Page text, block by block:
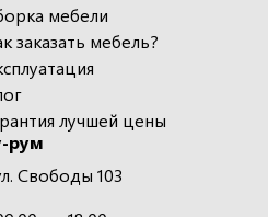
мебели
заказать мебель?
лучшей цены
рум
Свободы 103